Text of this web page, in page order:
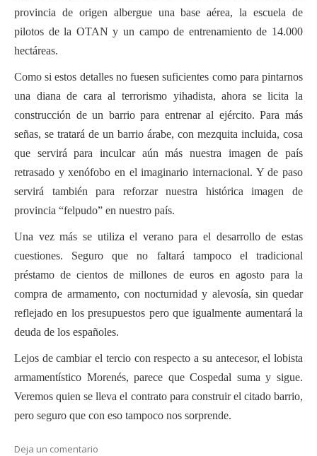
provincia de origen albergue una base aérea, la escuela de
pilotos de la OTAN y un campo de entrenamiento de 14.000
hectáreas.
Como si estos detalles no fuesen suficientes como para pintarnos
una diana de cara al terrorismo yihadista, ahora se licita la
construcción de un barrio para entrenar al ejército. Para más
señas, se tratará de un barrio árabe, con mezquita incluida, cosa
que servirá para inculcar aún más nuestra imagen de país
retrasado y xenófobo en el imaginario internacional. Y de paso
servirá también para reforzar nuestra histórica imagen de
provincia “felpudo” en nuestro país.
Una vez más se utiliza el verano para el desarrollo de estas
cuestiones. Seguro que no faltará tampoco el tradicional
préstamo de cientos de millones de euros en agosto para la
compra de armamento, con nocturnidad y alevosía, sin quedar
reflejado en los presupuestos pero que igualmente aumentará la
deuda de los españoles.
Lejos de cambiar el tercio con respecto a su antecesor, el lobista
armamentístico Morenés, parece que Cospedal suma y sigue.
Veremos quien se lleva el contrato para construir el citado barrio,
pero seguro que con eso tampoco nos sorprende.
Deja un comentario